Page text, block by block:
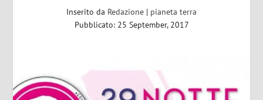
Inserito da Redazione | pianeta terra
Pubblicato: 25 September, 2017